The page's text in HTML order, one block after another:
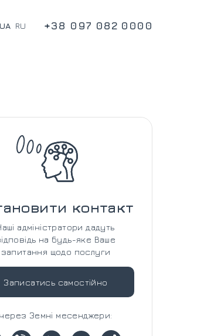
UA RU +38 097 082 0000
контакт
адміністратори дадуть
на будь-яке Ваше
запитання щодо послуги
Записатись самостійно
через Земні месенджери: